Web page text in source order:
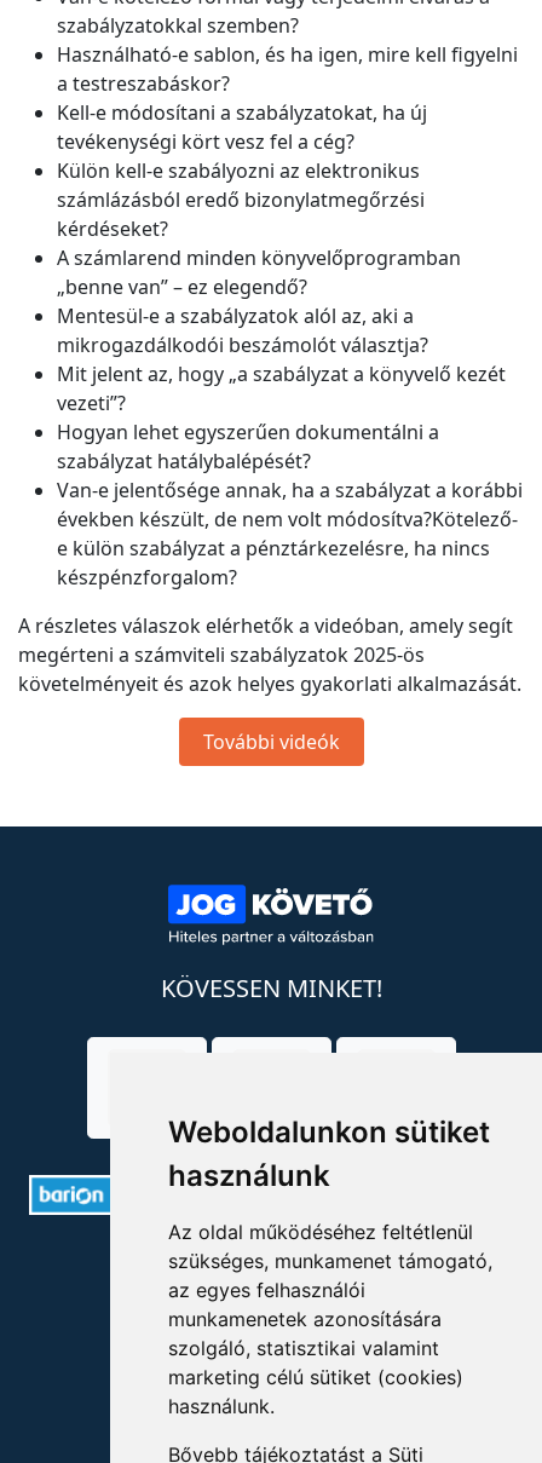
Weboldalunkon sütiket
használunk
Az oldal működéséhez feltétlenül
szükséges, munkamenet támogató,
az egyes felhasználói
munkamenetek azonosítására
szolgáló, statisztikai valamint
marketing célú sütiket (cookies)
használunk.
Bővebb tájékoztatást a Süti
szabályzatokkal szemben?
Használható-e sablon, és ha igen, mire kell figyelni
a testreszabáskor?
Kell-e módosítani a szabályzatokat, ha új
tevékenységi kört vesz fel a cég?
Külön kell-e szabályozni az elektronikus
számlázásból eredő bizonylatmegőrzési
kérdéseket?
A számlarend minden könyvelőprogramban
„benne van” – ez elegendő?
Mentesül-e a szabályzatok alól az, aki a
mikrogazdálkodói beszámolót választja?
Mit jelent az, hogy „a szabályzat a könyvelő kezét
vezeti”?
Hogyan lehet egyszerűen dokumentálni a
szabályzat hatálybalépését?
Van-e jelentősége annak, ha a szabályzat a korábbi
években készült, de nem volt módosítva?Kötelező-
e külön szabályzat a pénztárkezelésre, ha nincs
készpénzforgalom?
A részletes válaszok elérhetők a videóban, amely segít
megérteni a számviteli szabályzatok 2025-ös
követelményeit és azok helyes gyakorlati alkalmazását.
További videók
KÖVESSEN MINKET!
ELÉRHETŐSÉGEK
+36 1 880 7600
info@mprx.hu